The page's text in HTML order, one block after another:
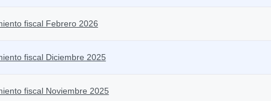
fiscal Febrero 2026
fiscal Diciembre 2025
fiscal Noviembre 2025